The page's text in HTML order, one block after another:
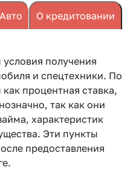
О кредитовании
получения
и спецтехники. По
процентная ставка,
так как они
характеристик
Эти пункты
предоставления